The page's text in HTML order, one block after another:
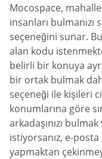
Mocospace,
insanları
seçeneğini sunar.
alan kodu
belirli bir konuya
bir ortak bulmak
seçeneği ile kişileri
konumlarına göre
arkadaşınızı
istiyorsanız, e-
yapmaktan